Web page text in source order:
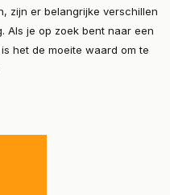
zijn er belangrijke verschillen
Als je op zoek bent naar een
het de moeite waard om te